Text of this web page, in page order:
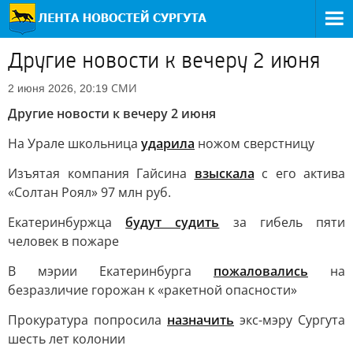
Другие новости к вечеру 2 июня
2 июня 2026, 20:19 СМИ
Другие новости к вечеру 2 июня
На Урале школьница ударила ножом сверстницу
Изъятая компания Гайсина взыскала с его актива
«Солтан Роял» 97 млн руб.
Екатеринбуржцабудут судить за гибель пяти
человек в пожаре
В мэрии Екатеринбурга пожаловались на
безразличие горожан к «ракетной опасности»
Прокуратура попросила назначить экс-мэру Сургута
шесть лет колонии